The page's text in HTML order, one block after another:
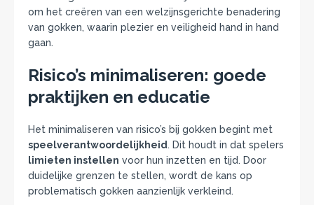
om het creëren van een welzijnsgerichte benadering
van gokken, waarin plezier en veiligheid hand in hand
gaan.
Risico’s minimaliseren: goede
praktijken en educatie
Het minimaliseren van risico’s bij gokken begint met
speelverantwoordelijkheid . Dit houdt in dat spelers
limieten instellen voor hun inzetten en tijd. Door
duidelijke grenzen te stellen, wordt de kans op
problematisch gokken aanzienlijk verkleind.